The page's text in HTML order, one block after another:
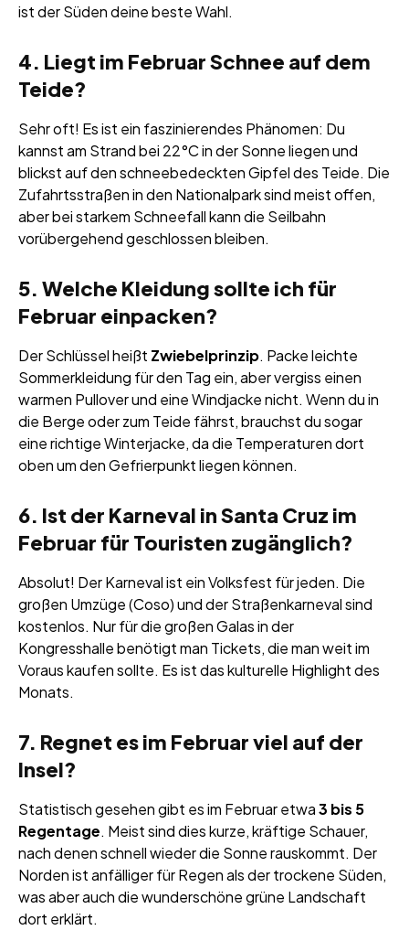
ist der Süden deine beste Wahl.
4. Liegt im Februar Schnee auf dem
Teide?
Sehr oft! Es ist ein faszinierendes Phänomen: Du
kannst am Strand bei 22°C in der Sonne liegen und
blickst auf den schneebedeckten Gipfel des Teide. Die
Zufahrtsstraßen in den Nationalpark sind meist offen,
aber bei starkem Schneefall kann die Seilbahn
vorübergehend geschlossen bleiben.
5. Welche Kleidung sollte ich für
Februar einpacken?
Der Schlüssel heißt Zwiebelprinzip. Packe leichte
Sommerkleidung für den Tag ein, aber vergiss einen
warmen Pullover und eine Windjacke nicht. Wenn du in
die Berge oder zum Teide fährst, brauchst du sogar
eine richtige Winterjacke, da die Temperaturen dort
oben um den Gefrierpunkt liegen können.
6. Ist der Karneval in Santa Cruz im
Februar für Touristen zugänglich?
Absolut! Der Karneval ist ein Volksfest für jeden. Die
großen Umzüge (Coso) und der Straßenkarneval sind
kostenlos. Nur für die großen Galas in der
Kongresshalle benötigt man Tickets, die man weit im
Voraus kaufen sollte. Es ist das kulturelle Highlight des
Monats.
7. Regnet es im Februar viel auf der
Insel?
Statistisch gesehen gibt es im Februar etwa3 bis 5
Regentage. Meist sind dies kurze, kräftige Schauer,
nach denen schnell wieder die Sonne rauskommt. Der
Norden ist anfälliger für Regen als der trockene Süden,
was aber auch die wunderschöne grüne Landschaft
dort erklärt.